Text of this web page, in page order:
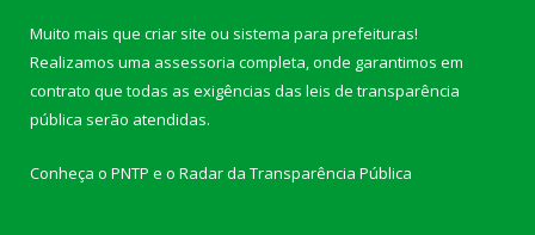
Muito mais que criar site ou sistema para prefeituras!
Realizamos uma assessoria completa, onde garantimos em
contrato que todas as exigências das leis de transparência
pública serão atendidas.
Conheça o PNTP e o Radar da Transparência Pública